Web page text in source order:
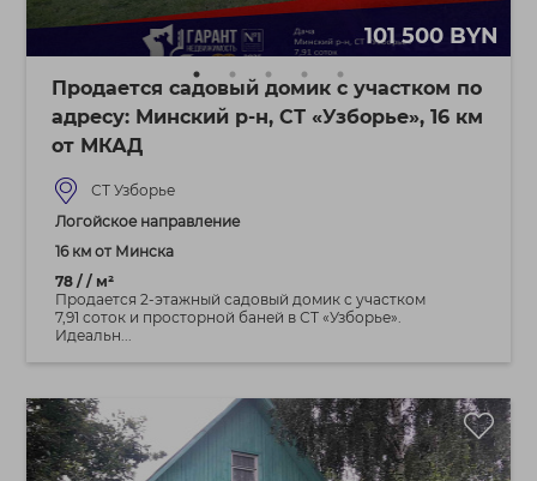
101 500 BYN
Продается садовый домик с участком по
адресу: Минский р-н, СТ «Узборье», 16 км
от МКАД
СТ Узборье
Логойское направление
16 км от Минска
78 / / м²
Продается 2-этажный садовый домик с участком
7,91 соток и просторной баней в СТ «Узборье».
Идеальн...